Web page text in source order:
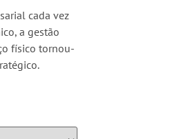
cada vez
a gestão
físico tornou-